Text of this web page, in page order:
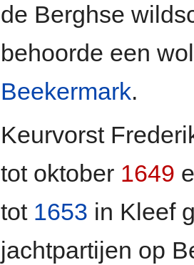
de Berghse
behoorde een
Beekermark.
Keurvorst
tot oktober 1649
tot 1653 in Kleef
jachtpartijen op